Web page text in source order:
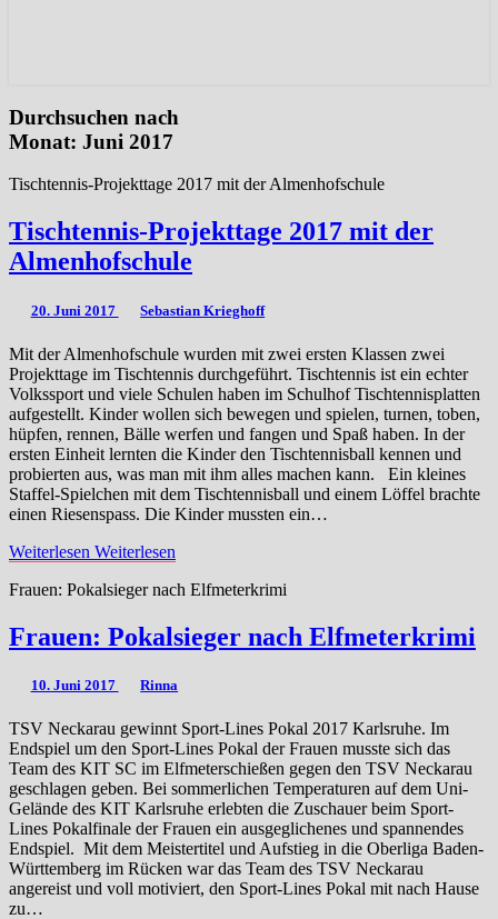
Durchsuchen nach
Monat: Juni 2017
Tischtennis-Projekttage 2017 mit der Almenhofschule
Tischtennis-Projekttage 2017 mit der
Almenhofschule
20. Juni 2017 Sebastian Krieghoff
Mit der Almenhofschule wurden mit zwei ersten Klassen zwei
Projekttage im Tischtennis durchgeführt. Tischtennis ist ein echter
Volkssport und viele Schulen haben im Schulhof Tischtennisplatten
aufgestellt. Kinder wollen sich bewegen und spielen, turnen, toben,
hüpfen, rennen, Bälle werfen und fangen und Spaß haben. In der
ersten Einheit lernten die Kinder den Tischtennisball kennen und
probierten aus, was man mit ihm alles machen kann. Ein kleines
Staffel-Spielchen mit dem Tischtennisball und einem Löffel brachte
einen Riesenspass. Die Kinder mussten ein…
Weiterlesen Weiterlesen
Frauen: Pokalsieger nach Elfmeterkrimi
Frauen: Pokalsieger nach Elfmeterkrimi
10. Juni 2017 Rinna
TSV Neckarau gewinnt Sport-Lines Pokal 2017 Karlsruhe. Im
Endspiel um den Sport-Lines Pokal der Frauen musste sich das
Team des KIT SC im Elfmeterschießen gegen den TSV Neckarau
geschlagen geben. Bei sommerlichen Temperaturen auf dem Uni-
Gelände des KIT Karlsruhe erlebten die Zuschauer beim Sport-
Lines Pokalfinale der Frauen ein ausgeglichenes und spannendes
Endspiel. Mit dem Meistertitel und Aufstieg in die Oberliga Baden-
Württemberg im Rücken war das Team des TSV Neckarau
angereist und voll motiviert, den Sport-Lines Pokal mit nach Hause
zu…